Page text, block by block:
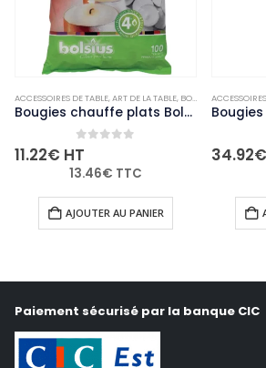
,NON-PALETTISABLE
ACCESSOIRES DE TABLE,ART DE LA TABLE, BOUGIES ET PHOTOPHORES
Bougies chauffe plats Bolsius 4 heures (Lot de 100)
0
11.22€ HT
13.46€ TTC
AJOUTER AU PANIER
34.92€
Paiement sécurisé par la banque CIC